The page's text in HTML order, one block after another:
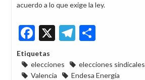
acuerdo a lo que exige la ley.
Facebook
X Telegram
Etiquetas
elecciones
elecciones sindicales
Valencia
Endesa Energía